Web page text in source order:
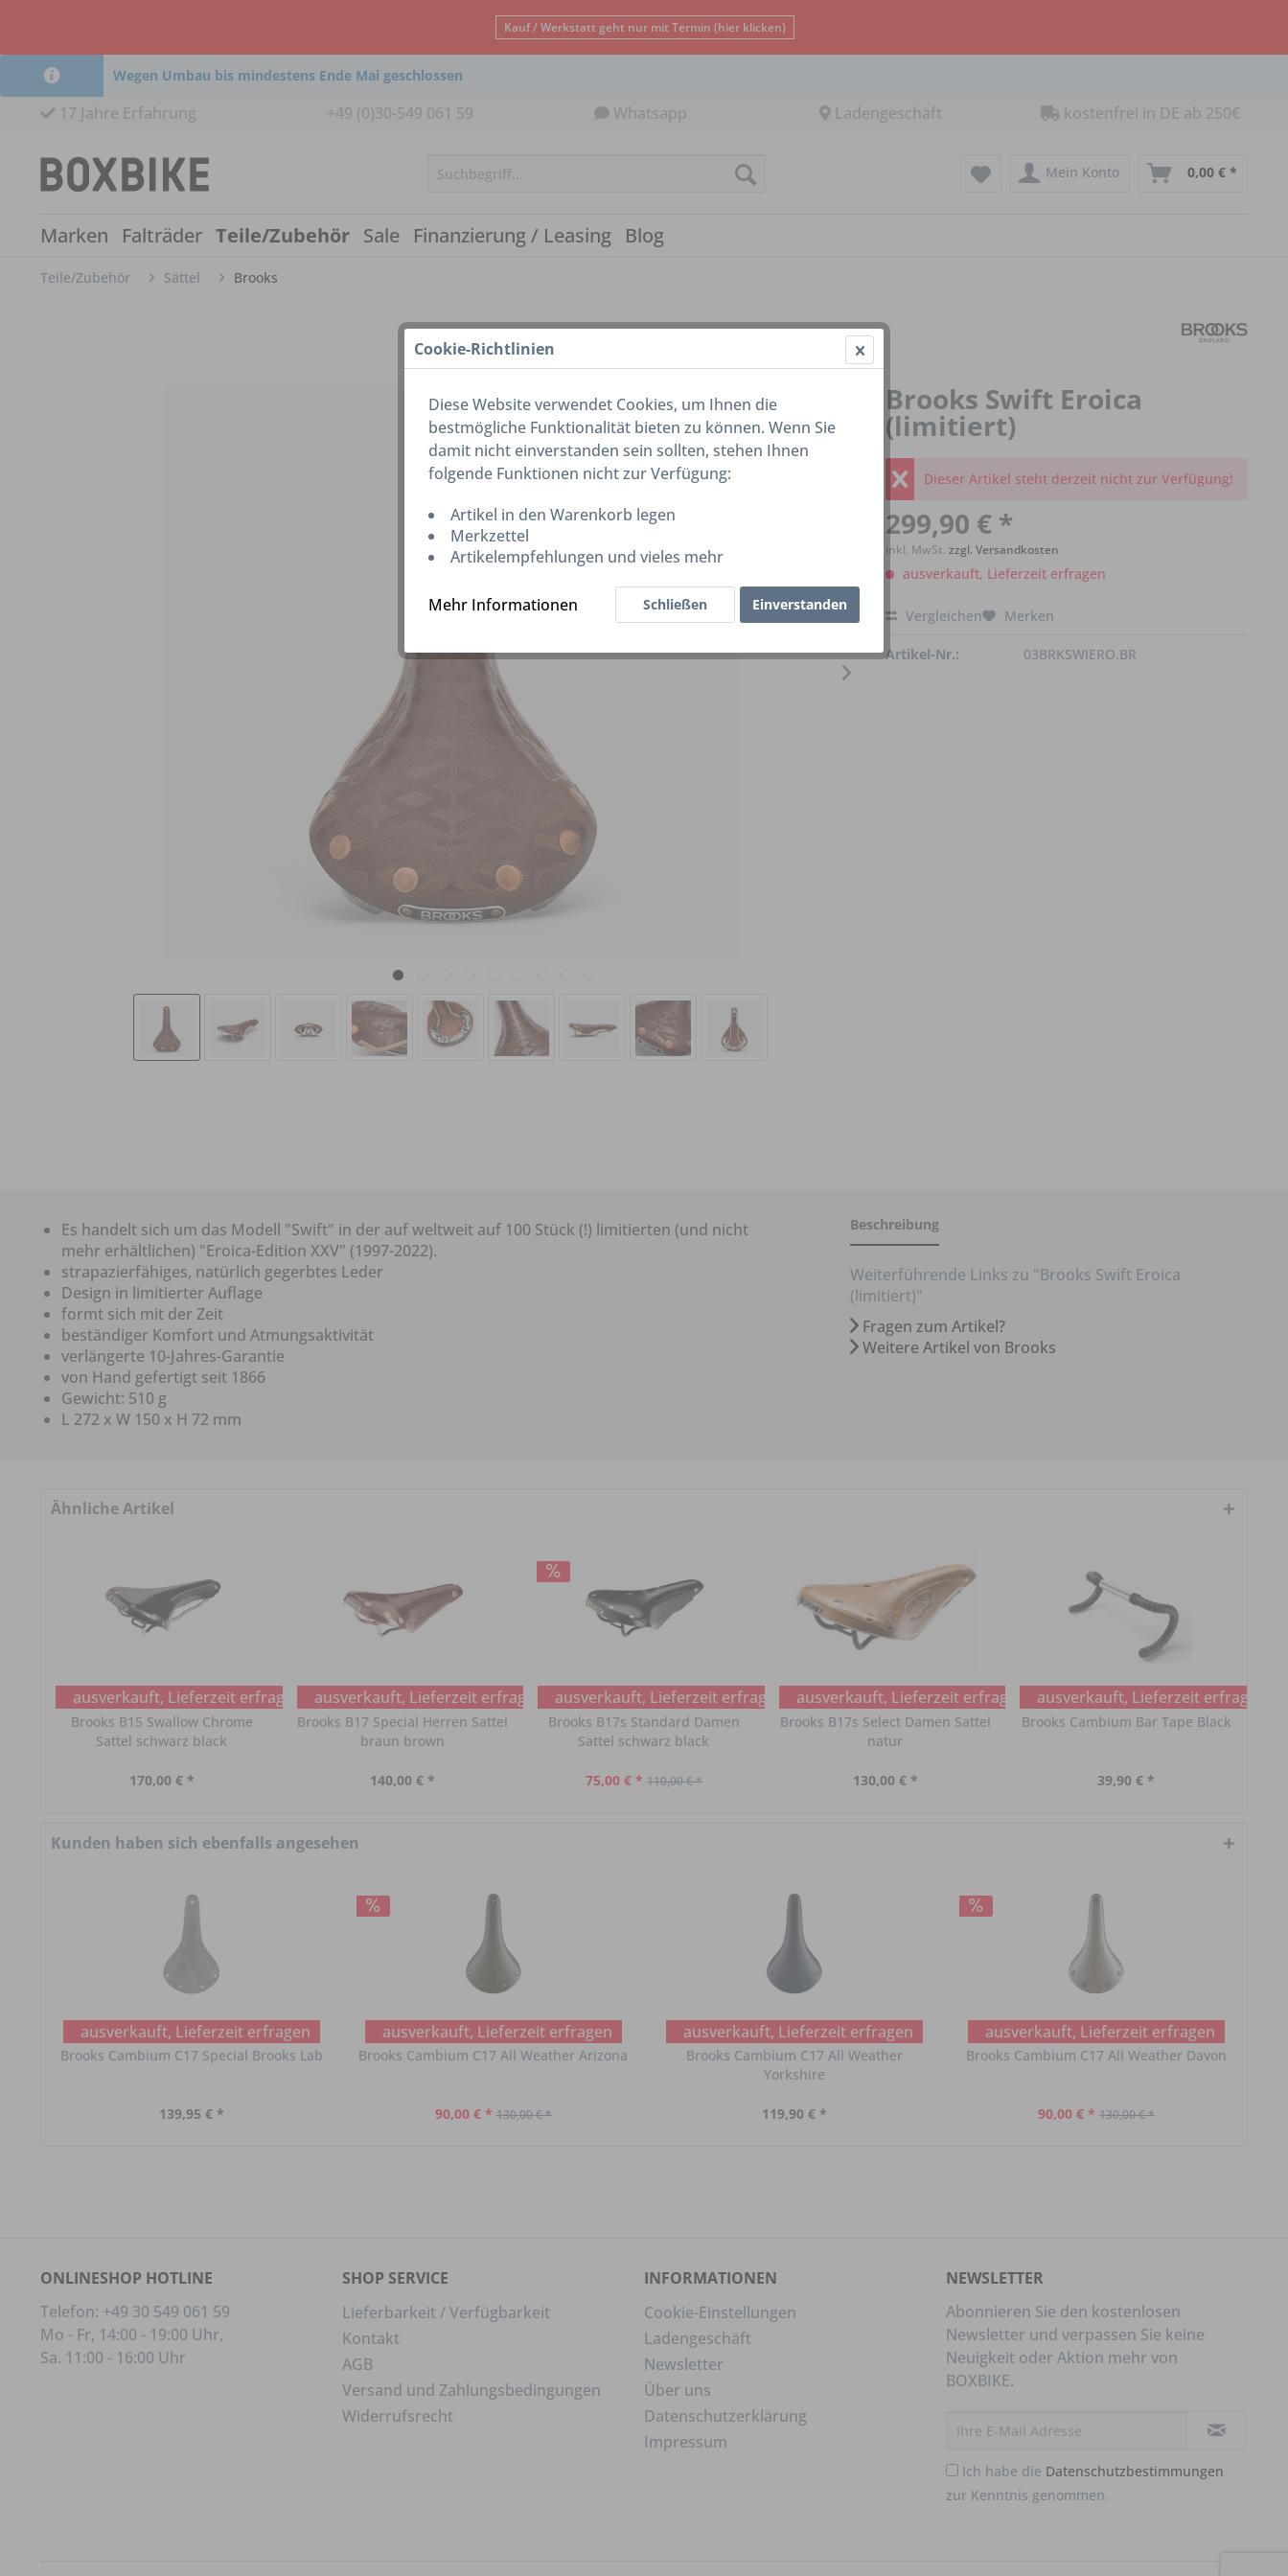
Kauf / Werkstatt geht nur mit Termin (hier klicken)
Wegen Umbau bis mindestens Ende Mai geschlossen
17 Jahre Erfahrung +49 (0)30-549 061 59 Whatsapp Ladengeschäft kostenfrei in DE ab 250€
Mein Konto 0,00 € *
Marken Falträder Teile/Zubehör Sale Finanzierung / Leasing Blog
Teile/Zubehör Sättel Brooks
Brooks Swift Eroica
(limitiert)
Dieser Artikel steht derzeit nicht zur Verfügung!
299,90 € *
inkl. MwSt. zzgl. Versandkosten
ausverkauft, Lieferzeit erfragen
Vergleichen Merken
Artikel-Nr.: 03BRKSWIERO.BR
Es handelt sich um das Modell "Swift" in der auf weltweit auf 100 Stück (!) limitierten (und nicht
mehr erhältlichen) "Eroica-Edition XXV" (1997-2022).
strapazierfähiges, natürlich gegerbtes Leder
Design in limitierter Auflage
formt sich mit der Zeit
beständiger Komfort und Atmungsaktivität
verlängerte 10-Jahres-Garantie
von Hand gefertigt seit 1866
Gewicht: 510 g
L 272 x W 150 x H 72 mm
Beschreibung
Weiterführende Links zu "Brooks Swift Eroica
(limitiert)"
Fragen zum Artikel?
Weitere Artikel von Brooks
Ähnliche Artikel
ausverkauft, Lieferzeit erfragen
Brooks B15 Swallow Chrome
Sattel schwarz black
170,00 € *
ausverkauft, Lieferzeit erfragen
Brooks B17 Special Herren Sattel
braun brown
140,00 € *
ausverkauft, Lieferzeit erfragen
Brooks B17s Standard Damen
Sattel schwarz black
75,00 € * 110,00 € *
ausverkauft, Lieferzeit erfragen
Brooks B17s Select Damen Sattel
natur
130,00 € *
ausverkauft, Lieferzeit erfragen
Brooks Cambium Bar Tape Black
39,90 € *
Kunden haben sich ebenfalls angesehen
ausverkauft, Lieferzeit erfragen
Brooks Cambium C17 Special Brooks Lab
139,95 € *
ausverkauft, Lieferzeit erfragen
Brooks Cambium C17 All Weather Arizona
90,00 € * 130,00 € *
ausverkauft, Lieferzeit erfragen
Brooks Cambium C17 All Weather
Yorkshire
119,90 € *
ausverkauft, Lieferzeit erfragen
Brooks Cambium C17 All Weather Davon
90,00 € * 130,00 € *
ONLINESHOP HOTLINE
Telefon: +49 30 549 061 59
Mo - Fr, 14:00 - 19:00 Uhr,
Sa. 11:00 - 16:00 Uhr
SHOP SERVICE
Lieferbarkeit / Verfügbarkeit
Kontakt
AGB
Versand und Zahlungsbedingungen
Widerrufsrecht
INFORMATIONEN
Cookie-Einstellungen
Ladengeschäft
Newsletter
Über uns
Datenschutzerklärung
Impressum
NEWSLETTER
Abonnieren Sie den kostenlosen
Newsletter und verpassen Sie keine
Neuigkeit oder Aktion mehr von
BOXBIKE.
Ich habe die Datenschutzbestimmungen
zur Kenntnis genommen.
Cookie-Richtlinien
Diese Website verwendet Cookies, um Ihnen die
bestmögliche Funktionalität bieten zu können. Wenn Sie
damit nicht einverstanden sein sollten, stehen Ihnen
folgende Funktionen nicht zur Verfügung:
Artikel in den Warenkorb legen
Merkzettel
Artikelempfehlungen und vieles mehr
Mehr Informationen Einverstanden
Schließen